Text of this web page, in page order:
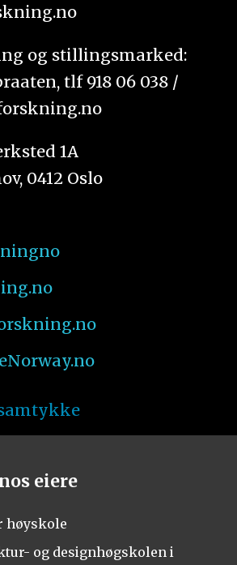
og stillingsmarked:
tlf 918 06 038 /
1A
0412 Oslo
eiere
høyskole
og designhøgskolen i